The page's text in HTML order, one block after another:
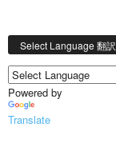
Select Language 翻訳
Powered by
Translate